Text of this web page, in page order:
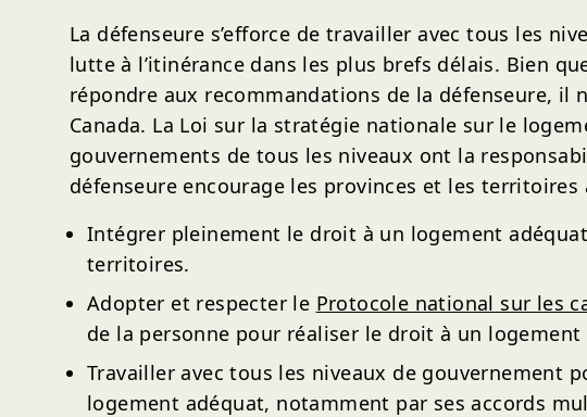
La défenseure s’efforce de travailler avec tous les
lutte à l’itinérance dans les plus brefs délais. Bien
répondre aux recommandations de la défenseure,
Canada. La Loi sur la stratégie nationale sur le
gouvernements de tous les niveaux ont la
défenseure encourage les provinces et les
Intégrer pleinement le droit à un logement
territoires.
Adopter et respecter le Protocole national sur les
de la personne pour réaliser le droit à un
Travailler avec tous les niveaux de gouvernement
logement adéquat, notamment par ses accords